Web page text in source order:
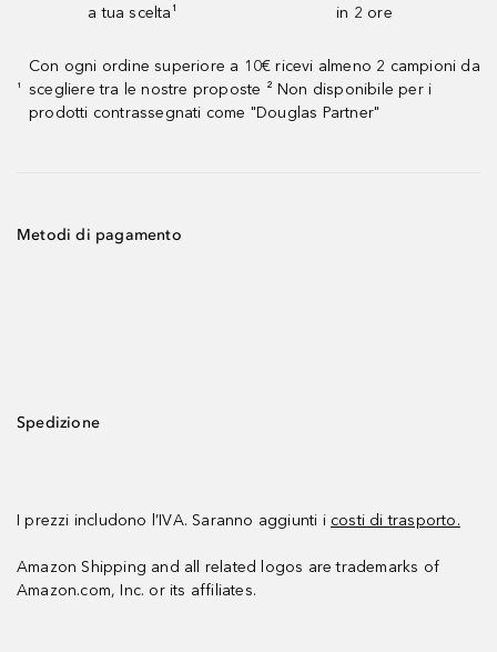
a tua scelta¹
in 2 ore
¹
Con ogni ordine superiore a 10€ ricevi almeno 2 campioni da
scegliere tra le nostre proposte ² Non disponibile per i
prodotti contrassegnati come "Douglas Partner"
Metodi di pagamento
Spedizione
I prezzi includono l’IVA. Saranno aggiunti i costi di trasporto.
Amazon Shipping and all related logos are trademarks of
Amazon.com, Inc. or its affiliates.